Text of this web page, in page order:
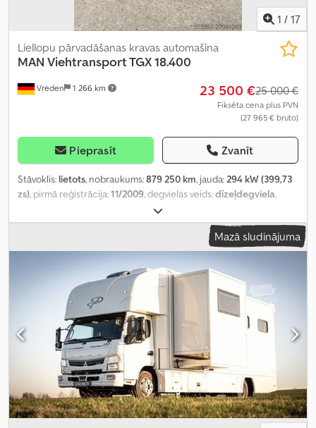
1 / 17
Vreden 1 266 km
Liellopu pārvadāšanas kravas automašīna
MAN Viehtransport TGX 18.400
23 500 €25 000 €
Fiksēta cena plus PVN
(27 965 € bruto)
Pieprasīt Zvanīt
Stāvoklis: lietots, nobraukums:879 250 km, jauda: 294 kW (399,73
zs) , pirmā reģistrācija:11/2009 , degvielas veids:dīzeļdegviela
, asu konfigurācija:
pārbaude (TÜV):06/2026, pārnesuma veids:mehānisks, krautuves
, Aprīkojums:ABS, gaisa
kondicionēšana,
Mazā sludinājuma